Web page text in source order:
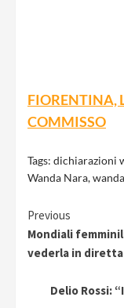
FIORENTINA,
COMMISSO
Tags: dichiarazioni
Wanda Nara,
Continue
Reading
Previous
Mondiali
vederla in
Delio Rossi: